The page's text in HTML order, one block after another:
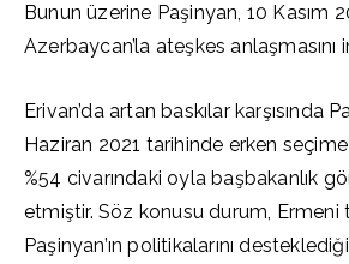
Bunun üzerine Paşinyan, 10 Kasım
Azerbaycan’la ateşkes anlaşmasını
Erivan’da artan baskılar karşısında
Haziran 2021 tarihinde erken seçime
%54 civarındaki oyla başbakanlık
etmiştir. Söz konusu durum, Ermeni
Paşinyan’ın politikalarını